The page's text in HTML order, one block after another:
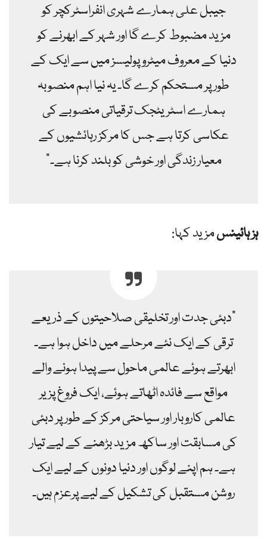
جیبل علی ہمارے شہری انفراسٹرکچر کو
مزید مضبوط کرے گا اور شہر کے ابھرنے کو
دنیا کے معروف میٹروپولیسز میں سے ایک کے
طور پر مستحکم کرے گا۔ یہ نیا اہم منصوبہ
ہمارے اسٹریٹجک ترقیاتی منصوبے کی
عکاسی کرتا ہے جس کا مرکز رہائشیوں کے
معیار زندگی اور خوشی کو بلند کرنا ہے۔”
ہز ہائینسمزید کہا:
"دبئی جدت اور تخلیقی صلاحیتوں کے ذریعے
ترقی کے ایک نئے مرحلے میں داخل ہوا ہے۔
ابھرتے ہوئے عالمی ماحول سے پیدا ہونے والے
مواقع سے فائدہ اٹھاتے ہوئے، ایک فروغ پزیر
عالمی کاروبار اور سیاحتی مرکز کے طور پر دبئی
کی مسابقت اور ساکھ مزید بڑھنے کے لیے تیار
ہے۔ ہم اپنے لوگوں اور دنیا دونوں کے لیے ایک
روشن مستقبل کی تشکیل کے لیے پرعزم ہیں۔